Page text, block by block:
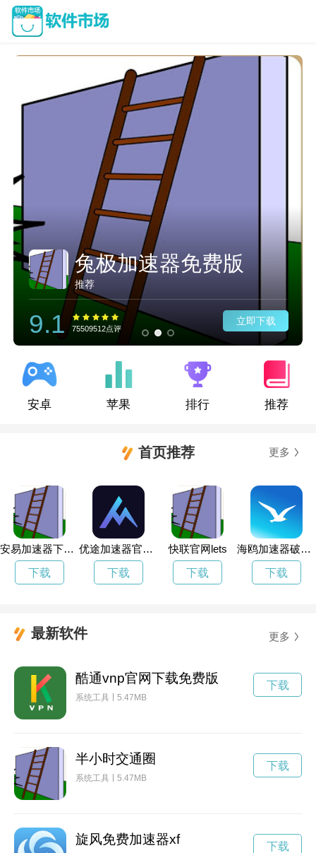
兔极加速器免费版
推荐
9.1 75509512点评
立即下载
安卓 苹果 排行 推荐
首页推荐 更多
安易加速器下载官方
下载
优途加速器官网最新版
下载
快联官网lets
下载
海鸥加速器破解版下载官网
下载
最新软件 更多
酷通vnp官网下载免费版
系统工具 5.47MB
下载
半小时交通圈
系统工具 5.47MB
下载
旋风免费加速器xf 下载